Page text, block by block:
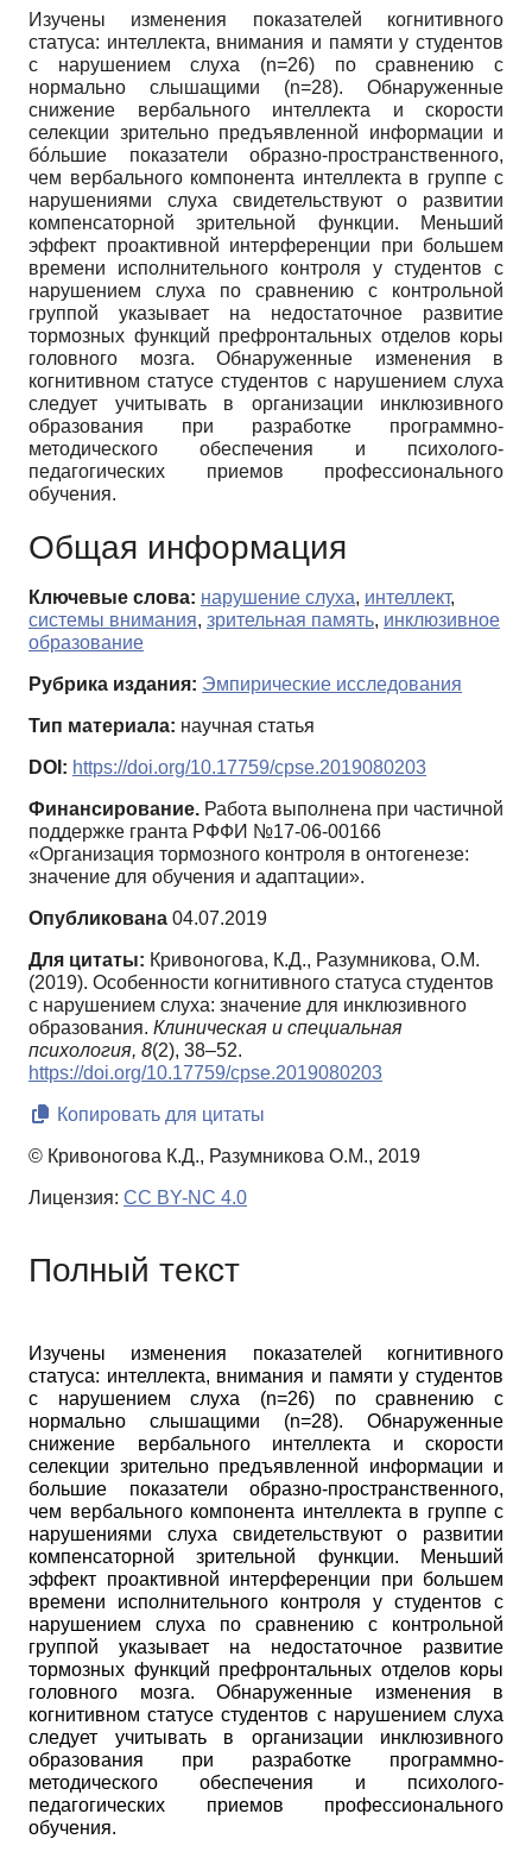
Изучены изменения показателей когнитивного
статуса: интеллекта, внимания и памяти у студентов
с нарушением слуха (n=26) по сравнению с
нормально слышащими (n=28). Обнаруженные
снижение вербального интеллекта и скорости
селекции зрительно предъявленной информации и
бóльшие показатели образно-пространственного,
чем вербального компонента интеллекта в группе с
нарушениями слуха свидетельствуют о развитии
компенсаторной зрительной функции. Меньший
эффект проактивной интерференции при большем
времени исполнительного контроля у студентов с
нарушением слуха по сравнению с контрольной
группой указывает на недостаточное развитие
тормозных функций префронтальных отделов коры
головного мозга. Обнаруженные изменения в
когнитивном статусе студентов с нарушением слуха
следует учитывать в организации инклюзивного
образования при разработке программно-
методического обеспечения и психолого-
педагогических приемов профессионального
обучения.
Общая информация
Ключевые слова: нарушение слуха, интеллект,
системы внимания, зрительная память, инклюзивное
образование
Рубрика издания: Эмпирические исследования
Тип материала: научная статья
DOI: https://doi.org/10.17759/cpse.2019080203
Финансирование. Работа выполнена при частичной
поддержке гранта РФФИ №17-06-00166
«Организация тормозного контроля в онтогенезе:
значение для обучения и адаптации».
Опубликована 04.07.2019
Для цитаты: Кривоногова, К.Д., Разумникова, О.М.
(2019). Особенности когнитивного статуса студентов
с нарушением слуха: значение для инклюзивного
образования. Клиническая и специальная
психология, 8(2), 38–52.
https://doi.org/10.17759/cpse.2019080203
Копировать для цитаты
© Кривоногова К.Д., Разумникова О.М., 2019
Лицензия: CC BY-NC 4.0
Полный текст
Изучены изменения показателей когнитивного
статуса: интеллекта, внимания и памяти у студентов
с нарушением слуха (n=26) по сравнению с
нормально слышащими (n=28). Обнаруженные
снижение вербального интеллекта и скорости
селекции зрительно предъявленной информации и
большие показатели образно-пространственного,
чем вербального компонента интеллекта в группе с
нарушениями слуха свидетельствуют о развитии
компенсаторной зрительной функции. Меньший
эффект проактивной интерференции при большем
времени исполнительного контроля у студентов с
нарушением слуха по сравнению с контрольной
группой указывает на недостаточное развитие
тормозных функций префронтальных отделов коры
головного мозга. Обнаруженные изменения в
когнитивном статусе студентов с нарушением слуха
следует учитывать в организации инклюзивного
образования при разработке программно-
методического обеспечения и психолого-
педагогических приемов профессионального
обучения.